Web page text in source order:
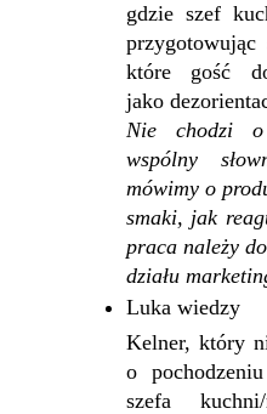
gdzie szef
które gość
jako
Nie chodzi
wspólny
mówimy o
smaki, jak
praca należy
działu
Luka wiedzy
Kelner, który
o
szefa